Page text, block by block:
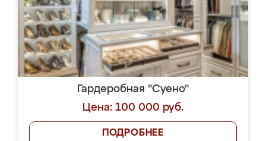
Гардеробная "Суено"
Цена: 100 000 руб.
ПОДРОБНЕЕ